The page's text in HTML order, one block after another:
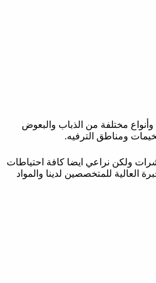
مختلفة من الذباب والبعوض
ومناطق الترفيه.
ولكن نراعي ايضا كافة احتياطات
العالية للمتخصصين لدينا والمواد